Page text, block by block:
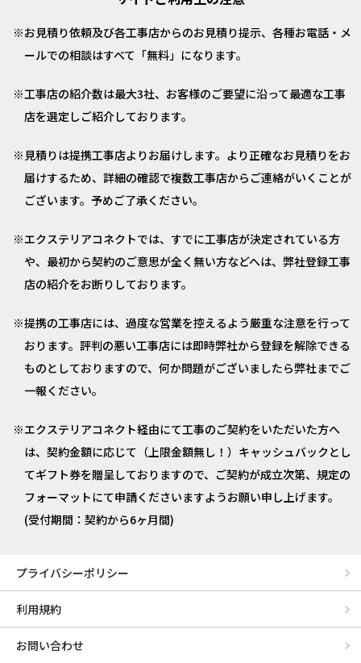
お見積り依頼及び各工事店からのお見積り提示、各種お電話・メ
ールでの相談はすべて「無料」になります。
工事店の紹介数は最大3社、お客様のご要望に沿って最適な工事
店を選定しご紹介しております。
見積りは提携工事店よりお届けします。より正確なお見積りをお
届けするため、詳細の確認で複数工事店からご連絡がいくことが
ございます。予めご了承ください。
エクステリアコネクトでは、すでに工事店が決定されている方
や、最初から契約のご意思が全く無い方などへは、弊社登録工事
店の紹介をお断りしております。
提携の工事店には、過度な営業を控えるよう厳重な注意を行って
おります。評判の悪い工事店には即時弊社から登録を解除できる
ものとしておりますので、何か問題がございましたら弊社までご
一報ください。
エクステリアコネクト経由にて工事のご契約をいただいた方へ
は、契約金額に応じて（上限金額無し！）キャッシュバックとし
てギフト券を贈呈しておりますので、ご契約が成立次第、規定の
フォーマットにて申請くださいますようお願い申し上げます。
(受付期間：契約から6ヶ月間)
プライバシーポリシー
利用規約
お問い合わせ